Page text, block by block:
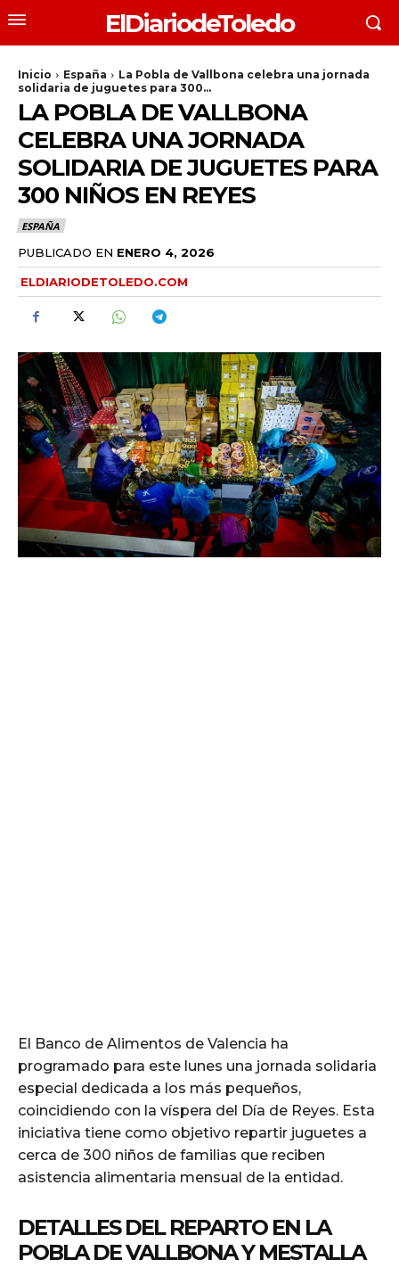
ElDiariodeToledo
Inicio España
La Pobla de Vallbona celebra una jornada
solidaria de juguetes para 300...
LA POBLA DE VALLBONA
CELEBRA UNA JORNADA
SOLIDARIA DE JUGUETES PARA
300 NIÑOS EN REYES
ESPAÑA
PUBLICADO EN ENERO 4, 2026
ELDIARIODETOLEDO.COM
El Banco de Alimentos de Valencia ha
programado para este lunes una jornada solidaria
especial dedicada a los más pequeños,
coincidiendo con la víspera del Día de Reyes. Esta
iniciativa tiene como objetivo repartir juguetes a
cerca de 300 niños de familias que reciben
asistencia alimentaria mensual de la entidad.
DETALLES DEL REPARTO EN LA
POBLA DE VALLBONA Y MESTALLA